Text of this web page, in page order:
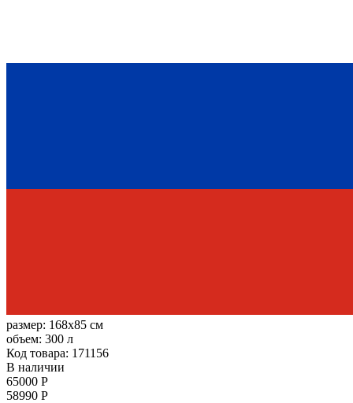
размер: 168x85 см
объем: 300 л
Код товара: 171156
В наличии
65000 Р
58990 Р